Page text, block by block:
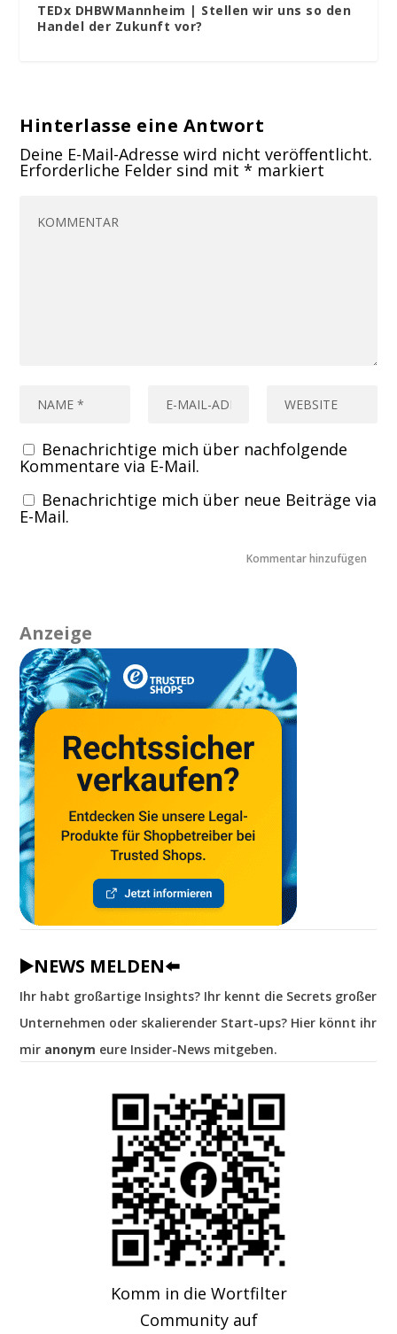
TEDx DHBWMannheim | Stellen wir uns so den
Handel der Zukunft vor?
Hinterlasse eine Antwort
Deine E-Mail-Adresse wird nicht veröffentlicht.
Erforderliche Felder sind mit* markiert
Benachrichtige mich über nachfolgende
Kommentare via E-Mail.
Benachrichtige mich über neue Beiträge via
E-Mail.
Anzeige
▶️NEWS MELDEN⬅️
Ihr habt großartige Insights? Ihr kennt die Secrets großer
Unternehmen oder skalierender Start-ups? Hier könnt ihr
mir anonym eure Insider-News mitgeben.
Komm in die Wortfilter
Community auf